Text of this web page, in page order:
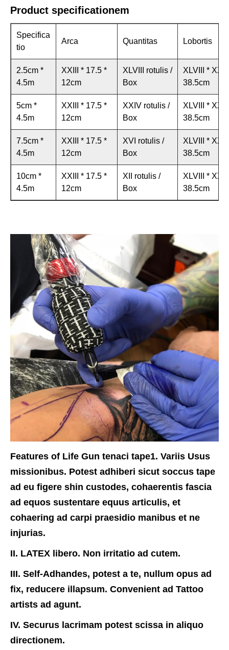
Product specificationem
Specifica
tio
Arca Quantitas Lobortis
2.5cm *
4.5m
XXIII * 17.5 *
12cm
XLVIII rotulis /
Box
XLVIII *
38.5cm
5cm *
4.5m
XXIII * 17.5 *
12cm
XXIV rotulis /
Box
XLVIII *
38.5cm
7.5cm *
4.5m
XXIII * 17.5 *
12cm
XVI rotulis /
Box
XLVIII *
38.5cm
10cm *
4.5m
XXIII * 17.5 *
12cm
XII rotulis /
Box
XLVIII *
38.5cm
Features of Life Gun tenaci tape1. Variis Usus
missionibus. Potest adhiberi sicut soccus tape
ad eu figere shin custodes, cohaerentis fascia
ad equos sustentare equus articulis, et
cohaering ad carpi praesidio manibus et ne
injurias.
II. LATEX libero. Non irritatio ad cutem.
III. Self-Adhandes, potest a te, nullum opus ad
fix, reducere illapsum. Convenient ad Tattoo
artists ad agunt.
IV. Securus lacrimam potest scissa in aliquo
directionem.